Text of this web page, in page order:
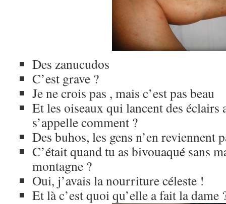
Des zanucudos
C’est grave ?
Je ne crois pas , mais c’est pas beau
Et les oiseaux qui lancent des éclairs
s’appelle comment ?
Des buhos, les gens n’en reviennent
C’était quand tu as bivouaqué sans
montagne ?
Oui, j’avais la nourriture céleste !
Et là c’est quoi qu’elle a fait la dame